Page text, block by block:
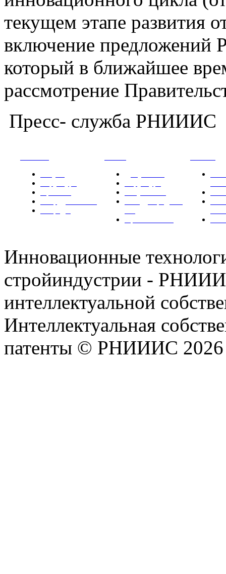
текущем этапе развития
включение
который в ближайшее
рассмотрение
Пресс- служба РНИИИС
Инновационные
стройиндустрии -
интеллектуальной
Интеллектуальная
патенты © РНИИИС 2026